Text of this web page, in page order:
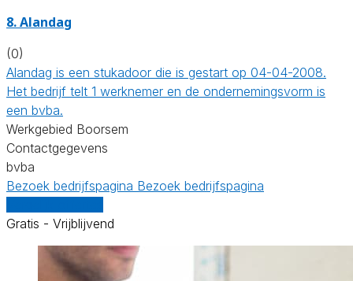
8. Alandag
(0)
Alandag is een stukadoor die is gestart op 04-04-2008.
Het bedrijf telt 1 werknemer en de ondernemingsvorm is
een bvba.
Werkgebied Boorsem
Contactgegevens
bvba
Bezoek bedrijfspagina Bezoek bedrijfspagina
Gratis - Vrijblijvend